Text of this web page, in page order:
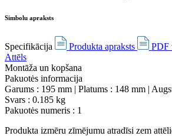
Simbolu apraksts
Specifikācija Produkta apraksts
PDF
Attēls
Montāža un kopšana
Pakuotės informacija
Garums : 195 mm | Platums : 148 mm |
Svars : 0.185 kg
Pakuotės numeris : 1
Produkta izmēru zīmējumu atradīsi zem